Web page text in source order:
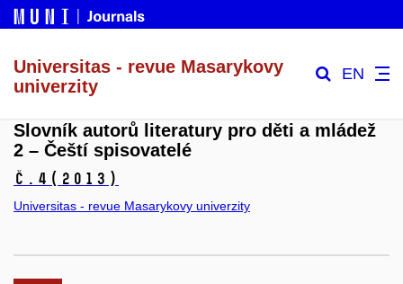
Universitas - revue Masarykovy
univerzity
EN
Slovník autorů literatury pro děti a mládež
2 – Čeští spisovatelé
č.4 (2013)
Universitas - revue Masarykovy univerzity